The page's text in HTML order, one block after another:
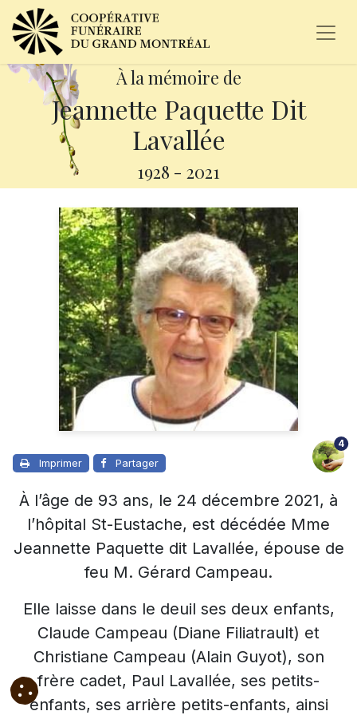
À la mémoire de
Jeannette Paquette Dit
Lavallée
1928 - 2021
Imprimer Partager
4
À l’âge de 93 ans, le 24 décembre 2021, à
l’hôpital St-Eustache, est décédée Mme
Jeannette Paquette dit Lavallée, épouse de
feu M. Gérard Campeau.
Elle laisse dans le deuil ses deux enfants,
Claude Campeau (Diane Filiatrault) et
Christiane Campeau (Alain Guyot), son
frère cadet, Paul Lavallée, ses petits-
enfants, ses arrière petits-enfants, ainsi